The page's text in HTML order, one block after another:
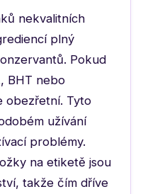
nekvalitních
plný
Pokud
BHT nebo
obezřetní. Tyto
užívání
problémy.
na etiketě jsou
takže čím dříve